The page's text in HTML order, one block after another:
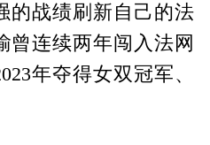
的战绩刷新自己的法
曾连续两年闯入法网
年夺得女双冠军、